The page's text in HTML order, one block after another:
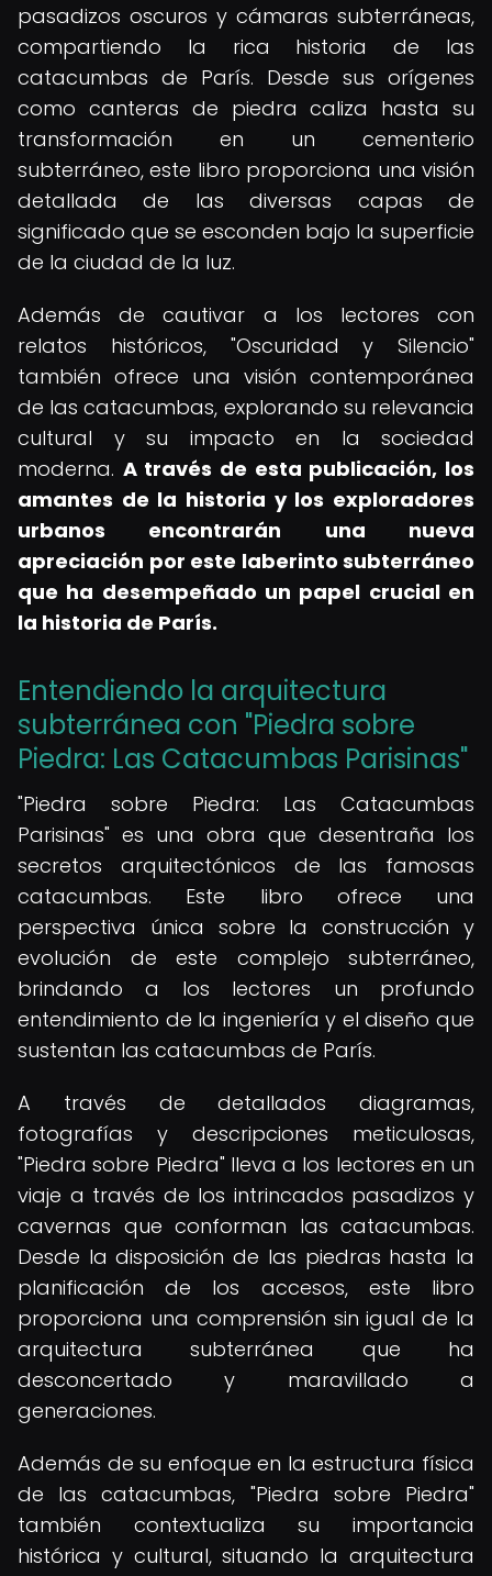
pasadizos oscuros y cámaras subterráneas,
compartiendo la rica historia de las
catacumbas de París. Desde sus orígenes
como canteras de piedra caliza hasta su
transformación en un cementerio
subterráneo, este libro proporciona una visión
detallada de las diversas capas de
significado que se esconden bajo la superficie
de la ciudad de la luz.
Además de cautivar a los lectores con
relatos históricos, "Oscuridad y Silencio"
también ofrece una visión contemporánea
de las catacumbas, explorando su relevancia
cultural y su impacto en la sociedad
moderna. A través de esta publicación, los
amantes de la historia y los exploradores
urbanos encontrarán una nueva
apreciación por este laberinto subterráneo
que ha desempeñado un papel crucial en
la historia de París.
Entendiendo la arquitectura
subterránea con "Piedra sobre
Piedra: Las Catacumbas Parisinas"
"Piedra sobre Piedra: Las Catacumbas
Parisinas" es una obra que desentraña los
secretos arquitectónicos de las famosas
catacumbas. Este libro ofrece una
perspectiva única sobre la construcción y
evolución de este complejo subterráneo,
brindando a los lectores un profundo
entendimiento de la ingeniería y el diseño que
sustentan las catacumbas de París.
A través de detallados diagramas,
fotografías y descripciones meticulosas,
"Piedra sobre Piedra" lleva a los lectores en un
viaje a través de los intrincados pasadizos y
cavernas que conforman las catacumbas.
Desde la disposición de las piedras hasta la
planificación de los accesos, este libro
proporciona una comprensión sin igual de la
arquitectura subterránea que ha
desconcertado y maravillado a
generaciones.
Además de su enfoque en la estructura física
de las catacumbas, "Piedra sobre Piedra"
también contextualiza su importancia
histórica y cultural, situando la arquitectura